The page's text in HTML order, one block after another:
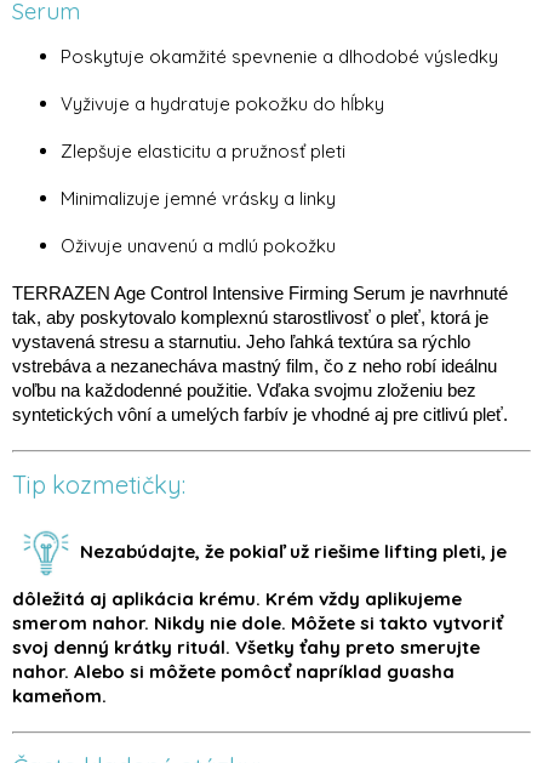
Serum
Poskytuje okamžité spevnenie a dlhodobé výsledky
Vyživuje a hydratuje pokožku do hĺbky
Zlepšuje elasticitu a pružnosť pleti
Minimalizuje jemné vrásky a linky
Oživuje unavenú a mdlú pokožku
TERRAZEN Age Control Intensive Firming Serum je navrhnuté
tak, aby poskytovalo komplexnú starostlivosť o pleť, ktorá je
vystavená stresu a starnutiu. Jeho ľahká textúra sa rýchlo
vstrebáva a nezanecháva mastný film, čo z neho robí ideálnu
voľbu na každodenné použitie. Vďaka svojmu zloženiu bez
syntetických vôní a umelých farbív je vhodné aj pre citlivú pleť.
Tip kozmetičky:
Nezabúdajte, že pokiaľ už riešime lifting pleti, je
dôležitá aj aplikácia krému. Krém vždy aplikujeme
smerom nahor. Nikdy nie dole. Môžete si takto vytvoriť
svoj denný krátky rituál. Všetky ťahy preto smerujte
nahor. Alebo si môžete pomôcť napríklad guasha
kameňom.